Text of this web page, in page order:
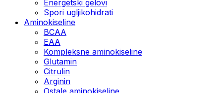
Energetski gelovi
Spori ugljikohidrati
Aminokiseline
BCAA
EAA
Kompleksne aminokiseline
Glutamin
Citrulin
Arginin
Ostale aminokiseline